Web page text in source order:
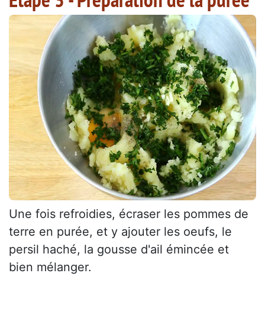
Une fois refroidies, écraser les pommes de
terre en purée, et y ajouter les oeufs, le
persil haché, la gousse d'ail émincée et
bien mélanger.